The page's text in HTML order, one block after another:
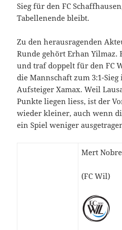
Sieg für den FC
Tabellenende bleibt.
Zu den herausragenden
Runde gehört Erhan Yilmaz.
und traf doppelt für den FC
die Mannschaft zum 3:1-Sieg
Aufsteiger Xamax. Weil
Punkte liegen liess, ist der
wieder kleiner, auch wenn
ein Spiel weniger
Mert Nobre
(FC Wil)